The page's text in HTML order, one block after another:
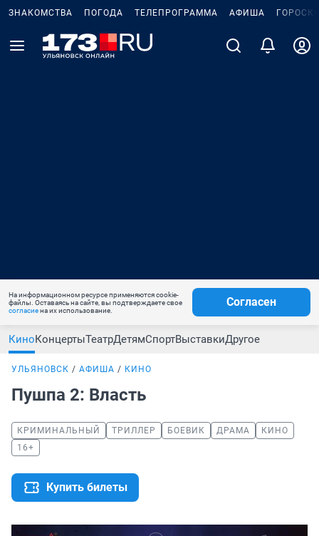
ЗНАКОМСТВА ПОГОДА ТЕЛЕПРОГРАММА АФИША
На информационном ресурсе применяются cookie-
файлы. Оставаясь на сайте, вы подтверждаете свое
согласиена их использование.
Согласен
КиноКонцертыТеатрДетямСпортВыставкиДругое
УЛЬЯНОВСК АФИША КИНО
Пушпа 2: Власть
КРИМИНАЛЬНЫЙ ТРИЛЛЕР БОЕВИК ДРАМА
КИНО
16+
Купить билеты